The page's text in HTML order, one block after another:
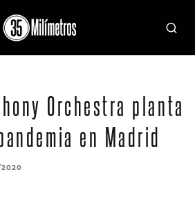
Orchestra planta
en Madrid
2020